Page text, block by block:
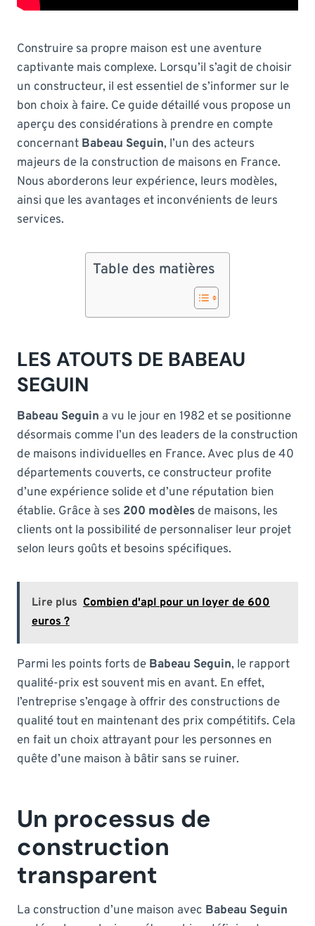
Construire sa propre maison est une aventure
captivante mais complexe. Lorsqu’il s’agit de choisir
un constructeur, il est essentiel de s’informer sur le
bon choix à faire. Ce guide détaillé vous propose un
aperçu des considérations à prendre en compte
concernant Babeau Seguin, l’un des acteurs
majeurs de la construction de maisons en France.
Nous aborderons leur expérience, leurs modèles,
ainsi que les avantages et inconvénients de leurs
services.
Table des matières
LES ATOUTS DE BABEAU
SEGUIN
Babeau Seguin a vu le jour en 1982 et se positionne
désormais comme l’un des leaders de la construction
de maisons individuelles en France. Avec plus de 40
départements couverts, ce constructeur profite
d’une expérience solide et d’une réputation bien
établie. Grâce à ses 200 modèles de maisons, les
clients ont la possibilité de personnaliser leur projet
selon leurs goûts et besoins spécifiques.
Lire plus Combien d'apl pour un loyer de 600
euros ?
Parmi les points forts de Babeau Seguin, le rapport
qualité-prix est souvent mis en avant. En effet,
l’entreprise s’engage à offrir des constructions de
qualité tout en maintenant des prix compétitifs. Cela
en fait un choix attrayant pour les personnes en
quête d’une maison à bâtir sans se ruiner.
Un processus de
construction
transparent
La construction d’une maison avec Babeau Seguin